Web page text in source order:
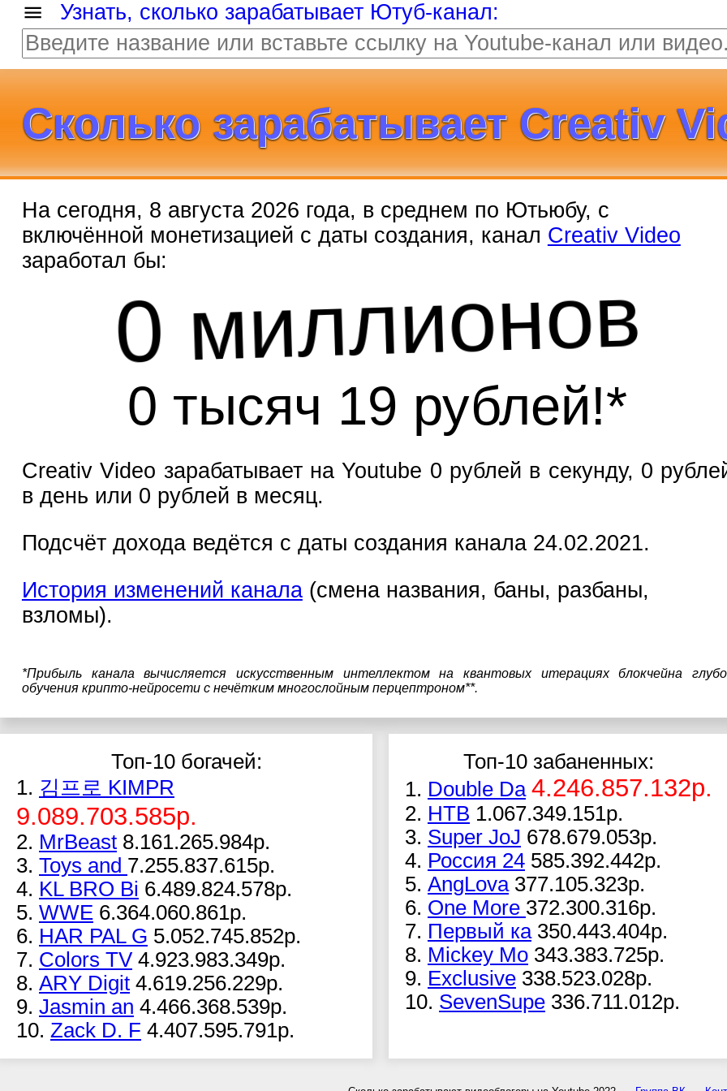
Узнать, сколько зарабатывает Ютуб-канал:
Сколько зарабатывает Creativ
На сегодня, 8 августа 2026 года, в среднем по Ютьюбу, с
включённой монетизацией с даты создания, канал Creativ Video
заработал бы:
0 миллионов
0 тысяч 19 рублей!*
Creativ Video зарабатывает на Youtube 0 рублей в секунду, 0
в день или 0 рублей в месяц.
Подсчёт дохода ведётся с даты создания канала 24.02.2021.
История изменений канала(смена названия, баны, разбаны,
взломы).
*Прибыль канала вычисляется искусственным интеллектом на квантовых итерациях блокчейна
обучения крипто-нейросети с нечётким многослойным перцептроном**.
Топ-10 богачей:
1. 김프로 KIMPR
9.089.703.585р.
2. MrBeast 8.161.265.984р.
3. Toys and 7.255.837.615р.
4. KL BRO Bi 6.489.824.578р.
5. WWE 6.364.060.861р.
6. HAR PAL G 5.052.745.852р.
7. Colors TV 4.923.983.349р.
8. ARY Digit 4.619.256.229р.
9. Jasmin an 4.466.368.539р.
10. Zack D. F 4.407.595.791р.
Топ-10 забаненных:
1. Double Da 4.246.857.132р.
2. НТВ 1.067.349.151р.
3. Super JoJ 678.679.053р.
4. Россия 24 585.392.442р.
5. AngLova 377.105.323р.
6. One More 372.300.316р.
7. Первый ка 350.443.404р.
8. Mickey Mo 343.383.725р.
9. Exclusive 338.523.028р.
10. SevenSupe 336.711.012р.